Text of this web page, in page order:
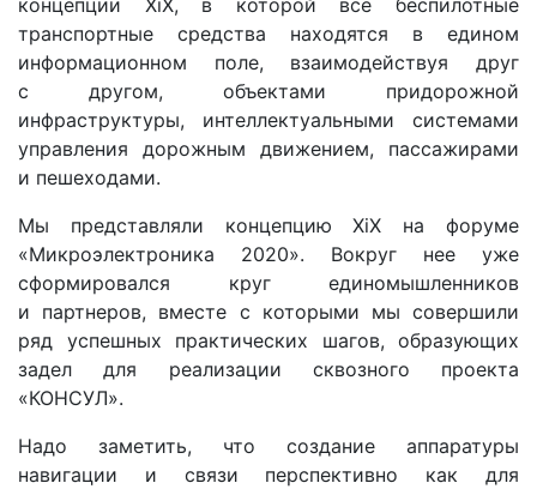
транспортные средства находятся в едином
информационном поле, взаимодействуя друг
с другом, объектами придорожной
инфраструктуры, интеллектуальными системами
управления дорожным движением, пассажирами
и пешеходами.
Мы представляли концепцию XiX на форуме
«Микроэлектроника 2020». Вокруг нее уже
сформировался круг единомышленников
и партнеров, вместе с которыми мы совершили
ряд успешных практических шагов, образующих
задел для реализации сквозного проекта
«КОНСУЛ».
Надо заметить, что создание аппаратуры
навигации и связи перспективно как для